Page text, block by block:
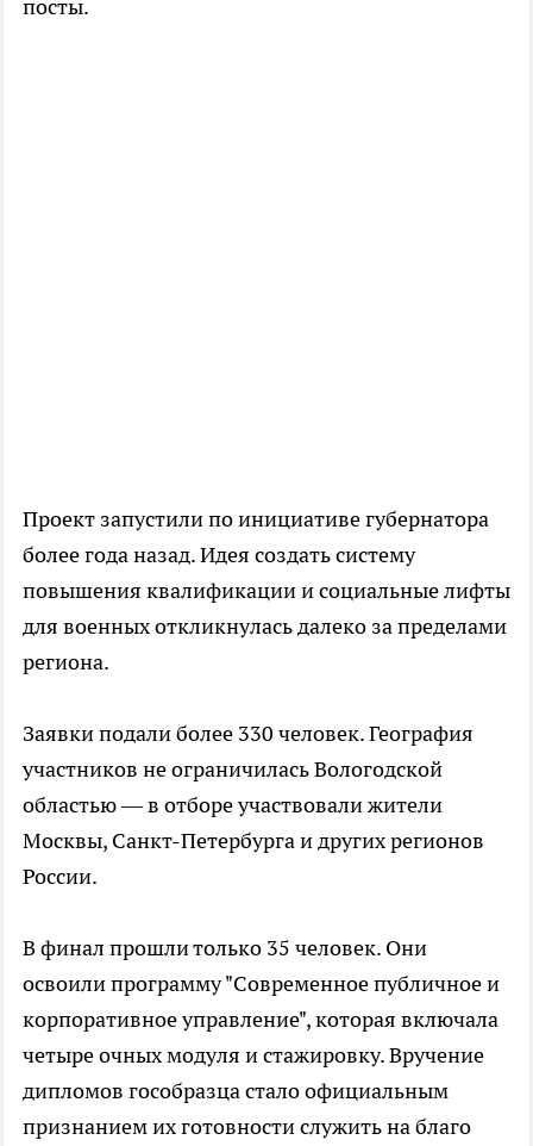
посты.
Проект запустили по инициативе губернатора
более года назад. Идея создать систему
повышения квалификации и социальные лифты
для военных откликнулась далеко за пределами
региона.
Заявки подали более 330 человек. География
участников не ограничилась Вологодской
областью — в отборе участвовали жители
Москвы, Санкт-Петербурга и других регионов
России.
В финал прошли только 35 человек. Они
освоили программу "Современное публичное и
корпоративное управление", которая включала
четыре очных модуля и стажировку. Вручение
дипломов гособразца стало официальным
признанием их готовности служить на благо